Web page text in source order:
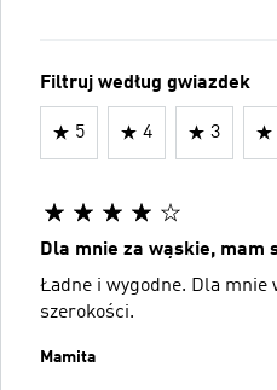
Filtruj według gwiazdek
5 4 3
Dla mnie za wąskie, mam
Ładne i wygodne. Dla mnie
szerokości.
Mamita